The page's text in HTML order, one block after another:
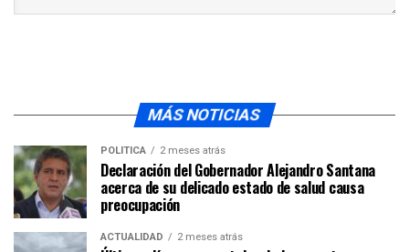
MÁS NOTICIAS
POLÍTICA 2 meses atrás
Declaración del Gobernador Alejandro Santana
acerca de su delicado estado de salud causa
preocupación
ACTUALIDAD 2 meses atrás